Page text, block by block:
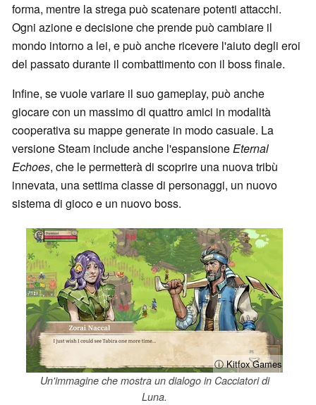
forma, mentre la strega può scatenare potenti attacchi.
Ogni azione e decisione che prende può cambiare il
mondo intorno a lei, e può anche ricevere l'aiuto degli eroi
del passato durante il combattimento con il boss finale.
Infine, se vuole variare il suo gameplay, può anche
giocare con un massimo di quattro amici in modalità
cooperativa su mappe generate in modo casuale. La
versione Steam include anche l'espansioneEternal
Echoes, che le permetterà di scoprire una nuova tribù
innevata, una settima classe di personaggi, un nuovo
sistema di gioco e un nuovo boss.
ⓘ Kitfox Games
Un'immagine che mostra un dialogo in Cacciatori di
Luna.